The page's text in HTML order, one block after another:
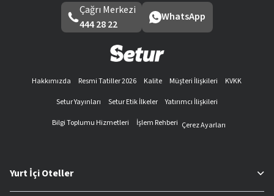
Çağrı Merkezi
444 28 22
WhatsApp
Hakkımızda Resmi Tatiller 2026 Kalite Müşteri İlişkileri
KVKK
Setur Yayınları
Setur Etik İlkeler
Yatırımcı İlişkileri
Bilgi Toplumu Hizmetleri
İşlem Rehberi Çerez Ayarları
Yurt İçi Oteller